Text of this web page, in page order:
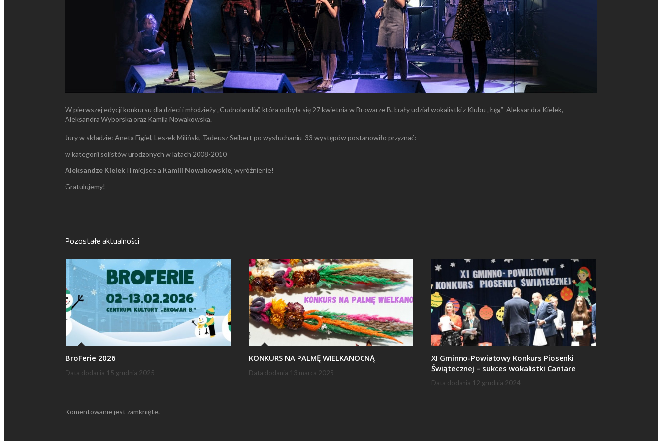
W pierwszej edycji konkursu dla dzieci i młodzieży „Cudnolandia”, która odbyła się 27 kwietnia w Browarze B. brały udział wokalistki z Klubu „Łęg” Aleksandra Kielek,
Aleksandra Wyborska oraz Kamila Nowakowska.
Jury w składzie: Aneta Figiel, Leszek Miliński, Tadeusz Seibert po wysłuchaniu 33 występów postanowiło przyznać:
w kategorii solistów urodzonych w latach 2008-2010
Aleksandze Kielek II miejsce a Kamili Nowakowskiej wyróżnienie!
Gratulujemy!
Pozostałe aktualności
BroFerie 2026
Data dodania 15 grudnia 2025
KONKURS NA PALMĘ WIELKANOCNĄ
Data dodania 13 marca 2025
XI Gminno-Powiatowy Konkurs Piosenki
Świątecznej – sukces wokalistki Cantare
Data dodania 12 grudnia 2024
Komentowanie jest zamknięte.